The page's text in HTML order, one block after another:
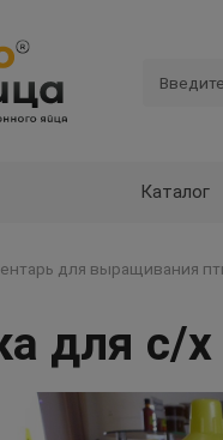
Каталог
для выращивания
для с/х